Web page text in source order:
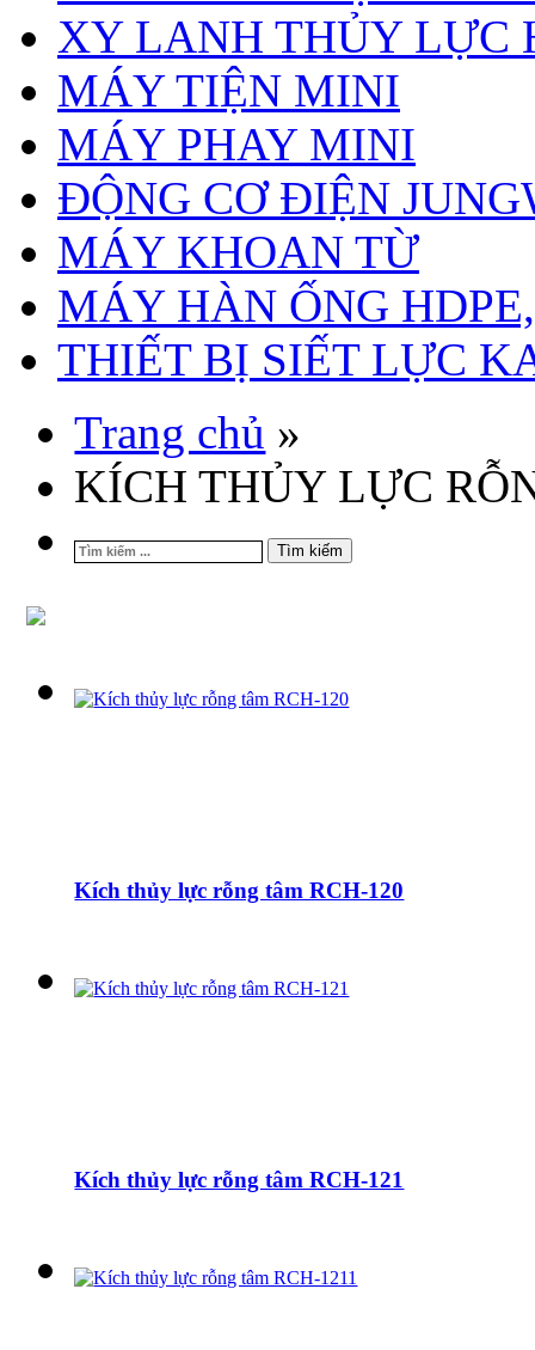
XY LANH THỦY LỰC
MÁY TIỆN MINI
MÁY PHAY MINI
ĐỘNG CƠ ĐIỆN
MÁY KHOAN TỪ
MÁY HÀN ỐNG
THIẾT BỊ SIẾT LỰC
Trang chủ »
KÍCH THỦY LỰC
Tìm kiếm
Kích thủy lực rỗng tâm RCH-120
Kích thủy lực rỗng tâm RCH-121